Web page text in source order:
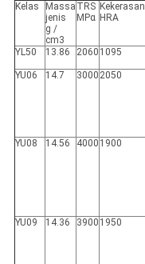
Kelas
Massa
jenis
g /
cm3
TRS
MPα
Kekerasan
HRA
YL50 13.86 2060 1095
YU06
14.7 3000 2050
YU08
14.56 4000 1900
YU09
14.36 3900 1950